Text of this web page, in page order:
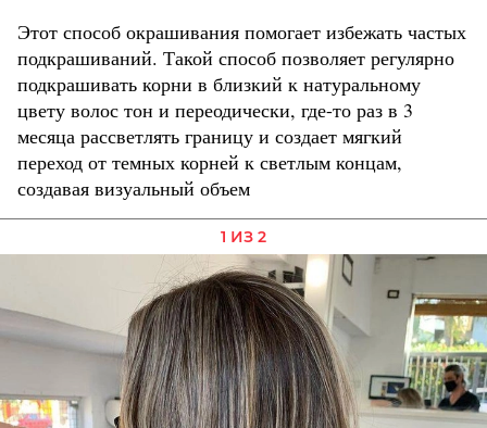
Этот способ окрашивания помогает избежать частых
подкрашиваний. Такой способ позволяет регулярно
подкрашивать корни в близкий к натуральному
цвету волос тон и переодически, где-то раз в 3
месяца рассветлять границу и создает мягкий
переход от темных корней к светлым концам,
создавая визуальный объем
1 ИЗ 2